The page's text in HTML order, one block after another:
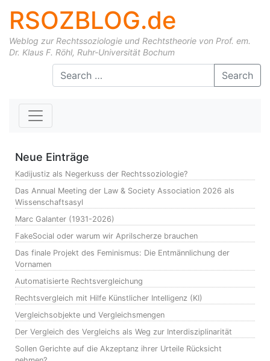
RSOZBLOG.de
Weblog zur Rechtssoziologie und Rechtstheorie von Prof. em.
Dr. Klaus F. Röhl, Ruhr-Universität Bochum
Skip to content Search
Neue Einträge
Kadijustiz als Negerkuss der Rechtssoziologie?
Das Annual Meeting der Law & Society Association 2026 als
Wissenschaftsasyl
Marc Galanter (1931-2026)
FakeSocial oder warum wir Aprilscherze brauchen
Das finale Projekt des Feminismus: Die Entmännlichung der
Vornamen
Automatisierte Rechtsvergleichung
Rechtsvergleich mit Hilfe Künstlicher Intelligenz (KI)
Vergleichsobjekte und Vergleichsmengen
Der Vergleich des Vergleichs als Weg zur Interdisziplinarität
Sollen Gerichte auf die Akzeptanz ihrer Urteile Rücksicht